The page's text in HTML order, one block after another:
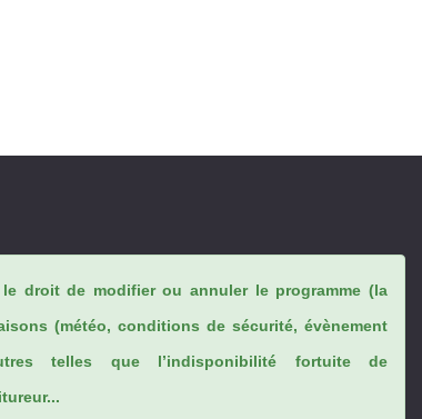
droit de modifier ou annuler le programme (la
(météo, conditions de sécurité, évènement
telles que l’indisponibilité fortuite de